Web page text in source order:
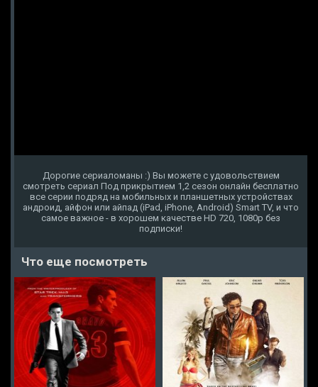
Дорогие сериаломаны :) Вы можете с удовольствием
смотреть сериал Под прикрытием 1,2 сезон онлайн бесплатно
все серии подряд на мобильных и планшетных устройствах
андроид, айфон или айпад (iPad, iPhone, Android) Smart TV, и что
самое важное - в хорошем качестве HD 720, 1080p без
подписки!
Что еще посмотреть